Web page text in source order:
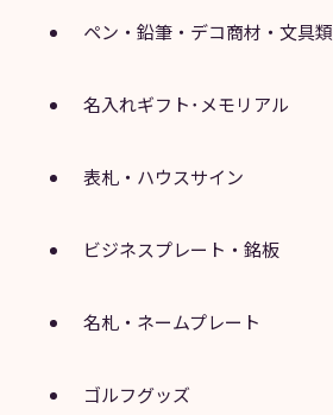
ペン・鉛筆・デコ商材・文具類
名入れギフト･メモリアル
表札・ハウスサイン
ビジネスプレート・銘板
名札・ネームプレート
ゴルフグッズ